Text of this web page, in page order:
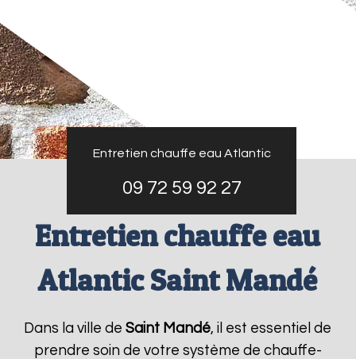
Entretien chauffe eau Atlantic
09 72 59 92 27
Entretien chauffe eau
Atlantic Saint Mandé
Dans la ville deSaint Mandé, il est essentiel de
prendre soin de votre système de chauffe-